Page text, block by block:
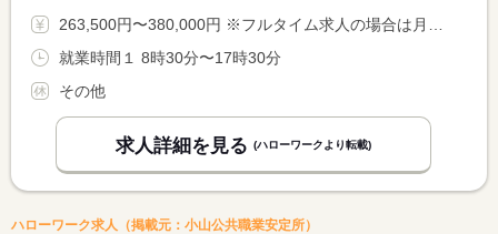
263,500円〜380,000円 ※フルタイム求人の場合は月額（換算額）、パート求人の場合は時間額を表示しています。
就業時間１ 8時30分〜17時30分
その他
求人詳細を見る (ハローワークより転載)
ハローワーク求人（掲載元：小山公共職業安定所）